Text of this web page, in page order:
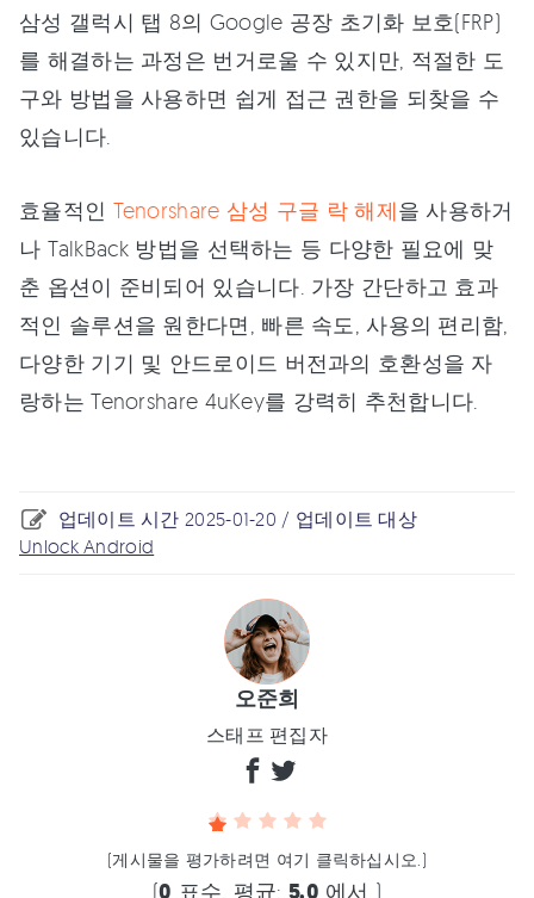
삼성 갤럭시 탭 8의 Google 공장 초기화 보호(FRP)
를 해결하는 과정은 번거로울 수 있지만, 적절한 도
구와 방법을 사용하면 쉽게 접근 권한을 되찾을 수
있습니다.
효율적인 Tenorshare 삼성 구글 락 해제을 사용하거
나 TalkBack 방법을 선택하는 등 다양한 필요에 맞
춘 옵션이 준비되어 있습니다. 가장 간단하고 효과
적인 솔루션을 원한다면, 빠른 속도, 사용의 편리함,
다양한 기기 및 안드로이드 버전과의 호환성을 자
랑하는 Tenorshare 4uKey를 강력히 추천합니다.
업데이트 시간 2025-01-20 / 업데이트 대상
Unlock Android
오준희
스태프 편집자
(게시물을 평가하려면 여기 클릭하십시오.)
(0 표수, 평균: 5.0 에서 )